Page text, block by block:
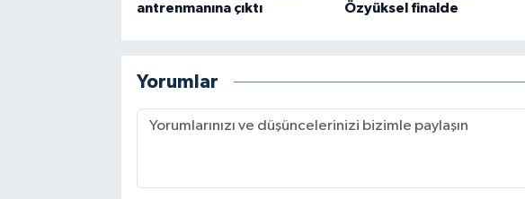
antrenmanına çıktı
Özyüksel finalde
Yorumlar